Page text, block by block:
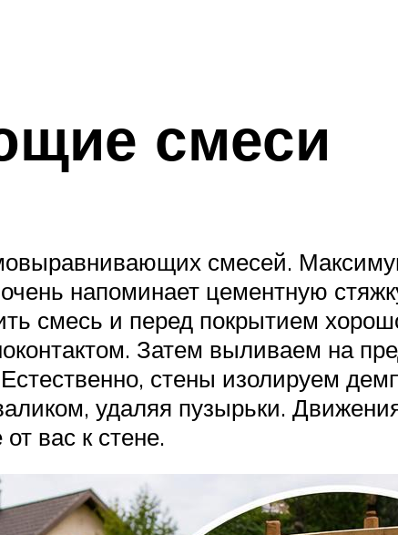
смеси
смесей.
напоминает цементную
смесь и перед покрытием
Затем выливаем на
стены изолируем
удаляя пузырьки.
вас к стене.